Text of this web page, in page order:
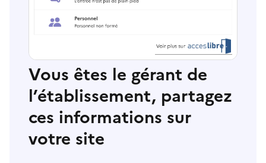
Vous êtes le gérant de
l’établissement, partagez
ces informations sur
votre site